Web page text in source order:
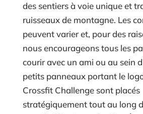
des sentiers à voie unique et
ruisseaux de montagne. Les
peuvent varier et, pour des
nous encourageons tous les
courir avec un ami ou au sein
petits panneaux portant le
Crossfit Challenge sont placés
stratégiquement tout au long